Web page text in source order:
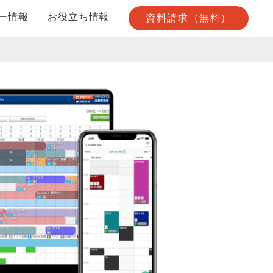
情報 お役立ち情報 資料請求（無料）